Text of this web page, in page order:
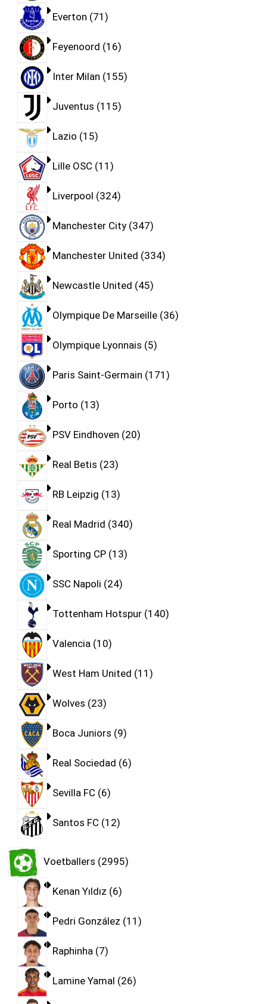
Everton 71
Feyenoord 16
Inter Milan 155
Juventus 115
Lazio 15
Lille OSC 11
Liverpool 324
Manchester City 347
Manchester United 334
Newcastle United 45
Olympique De Marseille 36
Olympique Lyonnais 5
Paris Saint-Germain 171
Porto 13
PSV Eindhoven 20
Real Betis 23
RB Leipzig 13
Real Madrid 340
Sporting CP 13
SSC Napoli 24
Tottenham Hotspur 140
Valencia 10
West Ham United 11
Wolves 23
Boca Juniors 9
Real Sociedad 6
Sevilla FC 6
Santos FC 12
Voetballers 2995
Kenan Yıldız 6
Pedri González 11
Raphinha 7
Lamine Yamal 26